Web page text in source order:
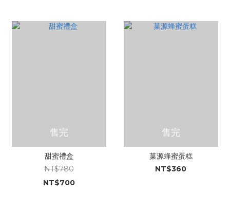
售完
甜蜜禮盒
NT$780
NT$700
售完
菓源蜂蜜蛋糕
NT$360